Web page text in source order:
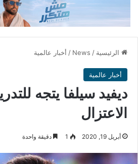
الرئيسية /
News
/ أخبار عالمية
أخبار عالمية
ديفيد سيلفا يتجه
الاعتزال
أبريل 19, 2020 1 دقيقة واحدة